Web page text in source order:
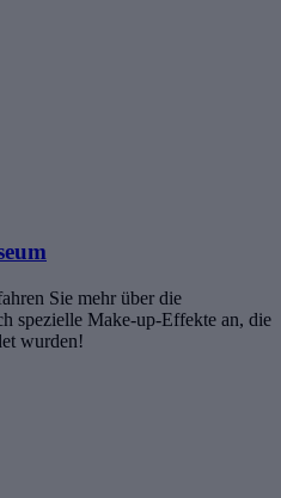
Sie mehr über die
spezielle Make-up-Effekte an, die
wurden!